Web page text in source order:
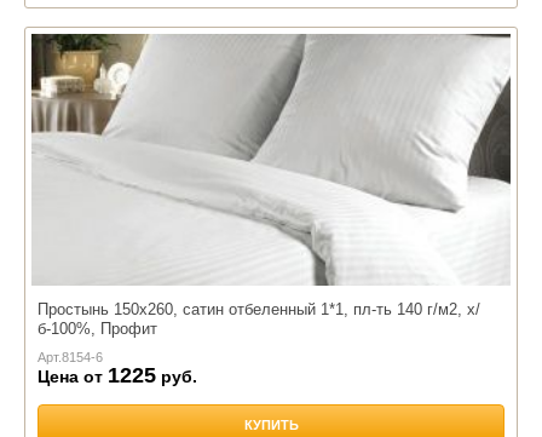
Простынь 150х260, сатин отбеленный 1*1, пл-ть 140 г/м2, х/
б-100%, Профит
Арт.8154-6
Цена от 1225 руб.
КУПИТЬ